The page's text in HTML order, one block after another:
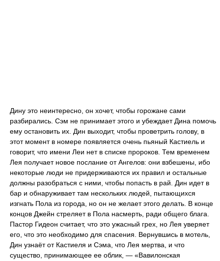
Дину это неинтересно, он хочет, чтобы горожане сами
разбирались. Сэм не принимает этого и убеждает Дина помочь
ему остановить их. Дин выходит, чтобы проветрить голову, в
этот момент в номере появляется очень пьяный Кастиель и
говорит, что имени Леи нет в списке пророков. Тем временем
Лея получает новое послание от Ангелов: они взбешены, ибо
некоторые люди не придерживаются их правил и остальные
должны разобраться с ними, чтобы попасть в рай. Дин идет в
бар и обнаруживает там нескольких людей, пытающихся
изгнать Пола из города, но он не желает этого делать. В конце
концов Джейн стреляет в Пола насмерть, ради общего блага.
Пастор Гидеон считает, что это ужасный грех, но Лея уверяет
его, что это необходимо для спасения. Вернувшись в мотель,
Дин узнаёт от Кастиеля и Сэма, что Лея мертва, и что
существо, принимающее ее облик, — «Вавилонская